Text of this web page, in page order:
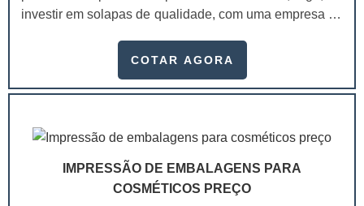
encontrar com a melhor qualidade.Empresa com ótimo
envelopes responsável por uma fabricação de
qualidade. A empresa oferece formatos personalizados
para que sejam repletas de qualidade e sofisticação,
empresas e seus clientes..
investir em solapas de qualidade, com uma empresa de
possibilidades de venda, visto que os valores da marca
conhecidas também como cartelas, é possível que os
atraiam mais e, como benefício para .
COTAR AGORA
IMPRESSÃO DE EMBALAGENS PARA
COSMÉTICOS PREÇO